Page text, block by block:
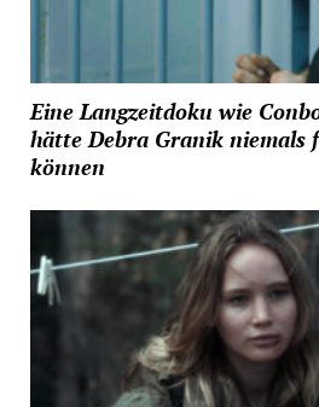
Eine Langzeitdoku wie
hätte Debra Granik niemals
können